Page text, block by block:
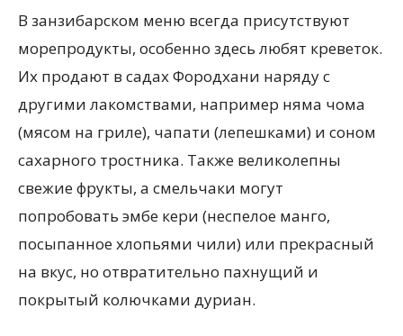
В занзибарском меню всегда присутствуют
морепродукты, особенно здесь любят креветок.
Их продают в садах Фородхани наряду с
другими лакомствами, например няма чома
(мясом на гриле), чапати (лепешками) и соном
сахарного тростника. Также великолепны
свежие фрукты, а смельчаки могут
попробовать эмбе кери (неспелое манго,
посыпанное хлопьями чили) или прекрасный
на вкус, но отвратительно пахнущий и
покрытый колючками дуриан.